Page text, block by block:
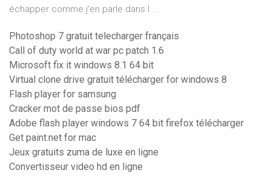
échapper comme j’en parle dans l ...
Photoshop 7 gratuit telecharger français
Call of duty world at war pc patch 1.6
Microsoft fix it windows 8.1 64 bit
Virtual clone drive gratuit télécharger for windows 8
Flash player for samsung
Cracker mot de passe bios pdf
Adobe flash player windows 7 64 bit firefox télécharger
Get paint.net for mac
Jeux gratuits zuma de luxe en ligne
Convertisseur video hd en ligne